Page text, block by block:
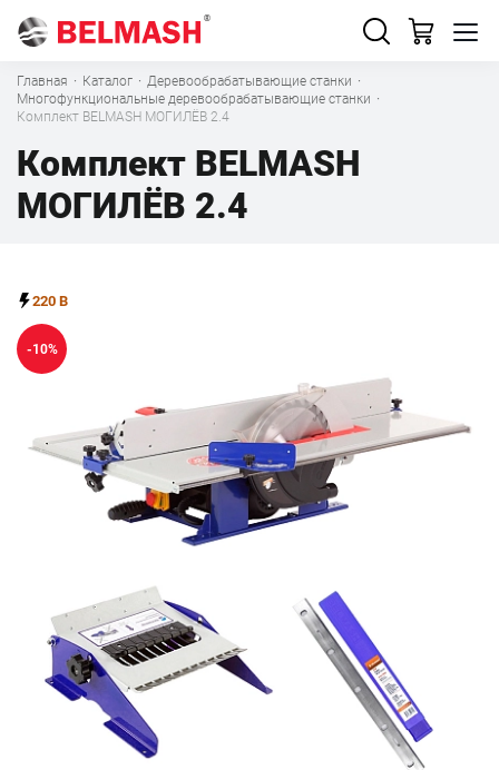
Главная · Каталог · Деревообрабатывающие станки ·
Многофункциональные деревообрабатывающие станки ·
Комплект BELMASH МОГИЛЁВ 2.4
Комплект BELMASH
МОГИЛЁВ 2.4
220 В
-10%